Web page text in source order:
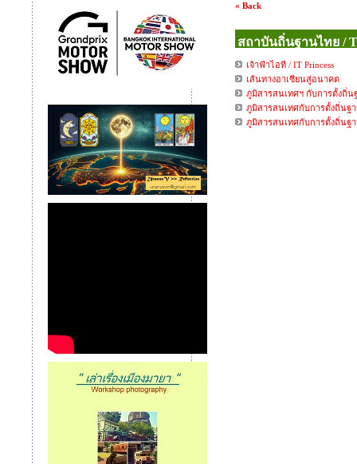
« Back
สถาบันถิ่นฐานไทย /
เจ้าฟ้าไอที / IT Princess
เส้นทางอาเซียนสู่อนาคต
ภูมิสารสนเทศฯ กับการตั้งถิ่น
ภูมิสารสนเทศกับการตั้งถิ่นฐ
ภูมิสารสนเทศกับการตั้งถิ่นฐ